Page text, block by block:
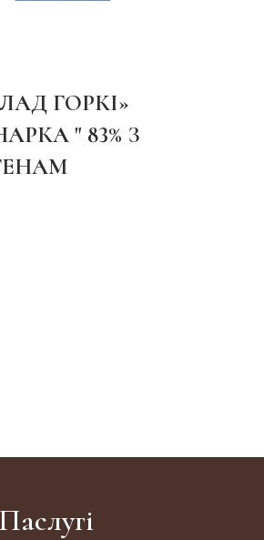
ГОРКІ»
" 83% З
Паслугі